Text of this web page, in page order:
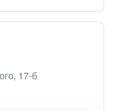
17-б